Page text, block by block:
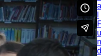
a
l
u
n
d